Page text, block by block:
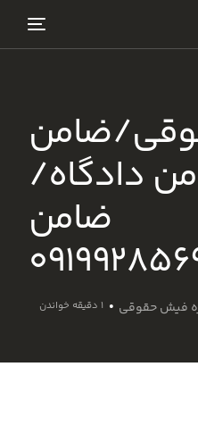
ضامن
دادگاه/
ضامن
فیش حقوقی 1 دقیقه خواندن